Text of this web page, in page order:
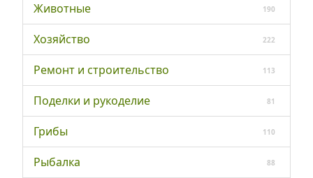
Животные 190
Хозяйство 222
Ремонт и строительство 113
Поделки и рукоделие 81
Грибы 110
Рыбалка 88